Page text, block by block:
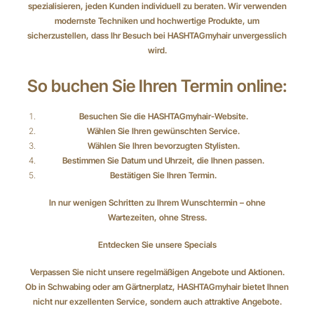
spezialisieren, jeden Kunden individuell zu beraten. Wir verwenden
modernste Techniken und hochwertige Produkte, um
sicherzustellen, dass Ihr Besuch bei HASHTAGmyhair unvergesslich
wird.
So buchen Sie Ihren Termin online:
Besuchen Sie die HASHTAGmyhair-Website.
Wählen Sie Ihren gewünschten Service.
Wählen Sie Ihren bevorzugten Stylisten.
Bestimmen Sie Datum und Uhrzeit, die Ihnen passen.
Bestätigen Sie Ihren Termin.
In nur wenigen Schritten zu Ihrem Wunschtermin – ohne
Wartezeiten, ohne Stress.
Entdecken Sie unsere Specials
Verpassen Sie nicht unsere regelmäßigen Angebote und Aktionen.
Ob in Schwabing oder am Gärtnerplatz, HASHTAGmyhair bietet Ihnen
nicht nur exzellenten Service, sondern auch attraktive Angebote.